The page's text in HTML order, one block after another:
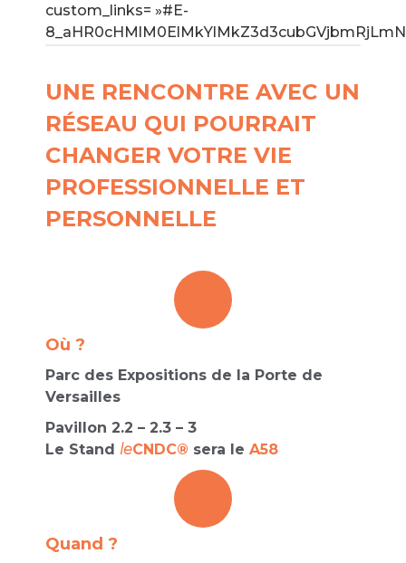
custom_links= »#E-
UNE RENCONTRE AVEC UN
RÉSEAU QUI POURRAIT
CHANGER VOTRE VIE
PROFESSIONNELLE ET
PERSONNELLE
Où ?
Parc des Expositions de la Porte de
Versailles
Pavillon 2.2 – 2.3 – 3
Le Stand leCNDC® sera le A58
Quand ?